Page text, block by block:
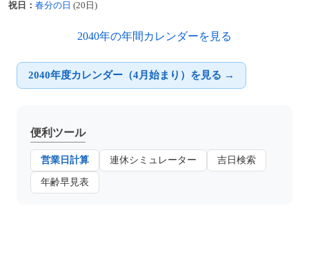
祝日： 春分の日 (20日)
2040年の年間カレンダーを見る
2040年度カレンダー（4月始まり）を見る →
便利ツール
営業日計算 連休シミュレーター 吉日検索
年齢早見表